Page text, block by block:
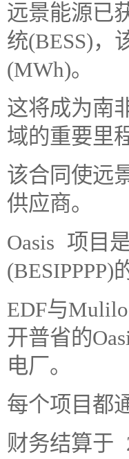
远景能源已
统(BESS)，
(MWh)。
这将成为南
域的重要里
该合同使远
供应商。
Oasis 项目
(BESIPPPP)
EDF与
开普省的
电厂。
每个项目都
财务结算